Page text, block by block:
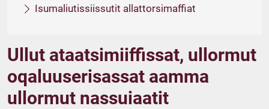
Isumaliutissiissutit allattorsimaffiat
Ullut ataatsimiiffissat, ullormut
oqaluuserisassat aamma
ullormut nassuiaatit